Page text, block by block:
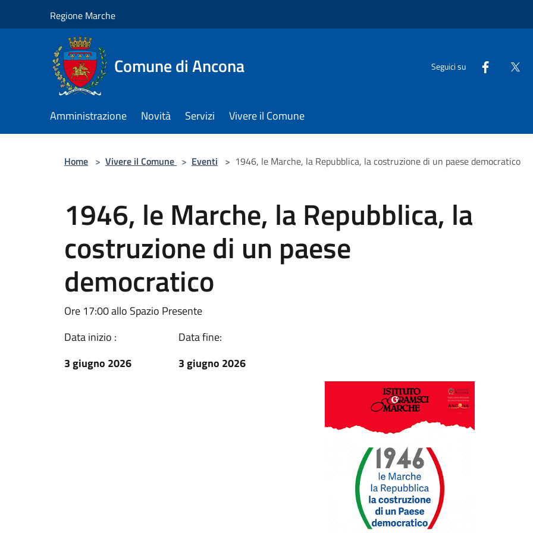
Regione Marche
Comune di Ancona Seguici su
Amministrazione Novità Servizi Vivere il Comune
Home > Vivere il Comune > Eventi > 1946, le Marche, la Repubblica, la costruzione di un paese democratico
1946, le Marche, la Repubblica, la
costruzione di un paese
democratico
Ore 17:00 allo Spazio Presente
Data inizio :
3 giugno 2026
Data fine:
3 giugno 2026